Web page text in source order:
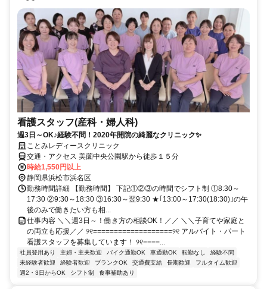
看護スタッフ(産科・婦人科)
週3日～OK♪経験不問！2020年開院の綺麗なクリニック✨
ことみレディースクリニック
交通・アクセス 美薗中央公園駅から徒歩１５分
時給1,550円以上
静岡県浜松市浜名区
勤務時間詳細 【勤務時間】 下記①②③の時間でシフト制 ①8:30～
17:30 ②9:30～18:30 ③16:30～翌9:30 ★｢13:00～17:30(18:30)｣の午
後のみで働きたい方も相...
仕事内容 ＼＼週3日～！働き方の相談OK！／／ ＼＼子育てや家庭と
の両立も応援／／ ୨୧===================୨୧ アルバイト・パート
看護スタッフを募集しています！ ୨୧====...
社員登用あり 主婦・主夫歓迎 バイク通勤OK 車通勤OK 転勤なし
経験不問
未経験者歓迎
経験者歓迎 ブランクOK 交通費支給 長期歓迎
フルタイム歓迎
週2・3日からOK
シフト制 食事補助あり